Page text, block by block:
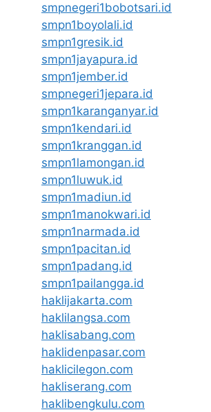
smpnegeri1bobotsari.id
smpn1boyolali.id
smpn1gresik.id
smpn1jayapura.id
smpn1jember.id
smpnegeri1jepara.id
smpn1karanganyar.id
smpn1kendari.id
smpn1kranggan.id
smpn1lamongan.id
smpn1luwuk.id
smpn1madiun.id
smpn1manokwari.id
smpn1narmada.id
smpn1pacitan.id
smpn1padang.id
smpn1pailangga.id
haklijakarta.com
haklilangsa.com
haklisabang.com
haklidenpasar.com
haklicilegon.com
hakliserang.com
haklibengkulu.com